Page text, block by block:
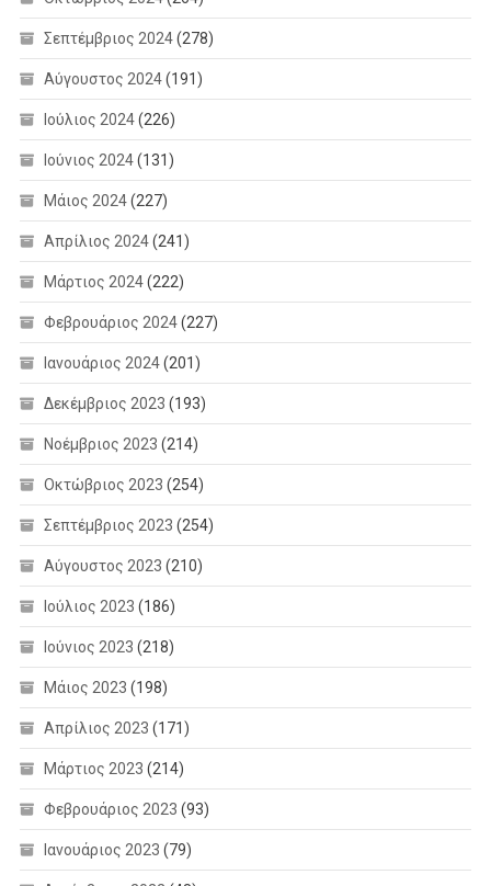
Σεπτέμβριος 2024(278)
Αύγουστος 2024(191)
Ιούλιος 2024(226)
Ιούνιος 2024(131)
Μάιος 2024(227)
Απρίλιος 2024(241)
Μάρτιος 2024(222)
Φεβρουάριος 2024(227)
Ιανουάριος 2024(201)
Δεκέμβριος 2023 (193)
Νοέμβριος 2023 (214)
Οκτώβριος 2023 (254)
Σεπτέμβριος 2023 (254)
Αύγουστος 2023 (210)
Ιούλιος 2023 (186)
Ιούνιος 2023 (218)
Μάιος 2023 (198)
Απρίλιος 2023 (171)
Μάρτιος 2023 (214)
Φεβρουάριος 2023 (93)
Ιανουάριος 2023 (79)